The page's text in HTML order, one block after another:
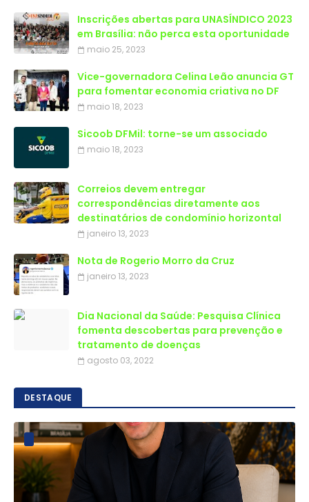
Inscrições abertas para UNASÍNDICO 2023
em Brasília: não perca esta oportunidade
maio 25, 2023
Vice-governadora Celina Leão anuncia GT
para fomentar economia criativa no DF
maio 18, 2023
Sicoob DFMil: torne-se um associado
maio 18, 2023
Correios devem entregar
correspondências diretamente aos
destinatários de condomínio horizontal
janeiro 13, 2023
Nota de Rogerio Morro da Cruz
janeiro 13, 2023
Dia Nacional da Saúde: Pesquisa Clínica
fomenta descobertas para prevenção e
tratamento de doenças
agosto 03, 2022
DESTAQUE